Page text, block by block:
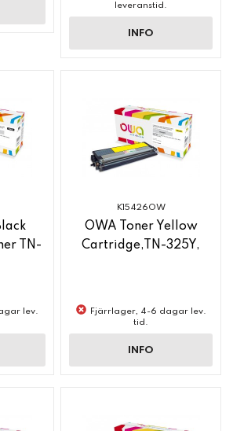
leveranstid.
INFO
TN-
lev.
K15426OW
OWA Toner Yellow
Cartridge,TN-325Y,
Fjärrlager, 4-6 dagar lev.
tid.
INFO